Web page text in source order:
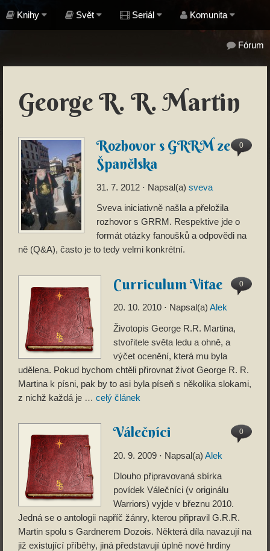
Knihy Svět Seriál Komunita
Fórum
George R. R. Martin
0
Rozhovor s GRRM ze
Španělska
31. 7. 2012 ⋅ Napsal(a) sveva
Sveva iniciativně našla a přeložila
rozhovor s GRRM. Respektive jde o
formát otázky fanoušků a odpovědi na
ně (Q&A), často je to tedy velmi konkrétní.
0
Curriculum Vitae
20. 10. 2010 ⋅ Napsal(a) Alek
Životopis George R.R. Martina,
stvořitele světa ledu a ohně, a
výčet ocenění, která mu byla
udělena. Pokud bychom chtěli přirovnat život George R. R.
Martina k písni, pak by to asi byla píseň s několika slokami,
z nichž každá je … celý článek
0
Válečníci
20. 9. 2009 ⋅ Napsal(a) Alek
Dlouho připravovaná sbírka
povídek Válečníci (v originálu
Warriors) vyjde v březnu 2010.
Jedná se o antologii napříč žánry, kterou připravil G.R.R.
Martin spolu s Gardnerem Dozois. Některá díla navazují na
již existující příběhy, jiná představují úplně nové hrdiny